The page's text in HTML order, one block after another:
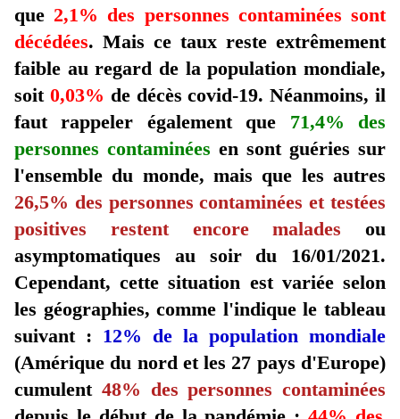
que 2,1% des personnes contaminées sont
décédées. Mais ce taux reste extrêmement
faible au regard de la population mondiale,
soit 0,03% de décès covid-19. Néanmoins, il
faut rappeler également que 71,4% des
personnes contaminées en sont guéries sur
l'ensemble du monde, mais que les autres
26,5% des personnes contaminées et testées
positives restent encore malades ou
asymptomatiques au soir du 16/01/2021.
Cependant, cette situation est variée selon
les géographies, comme l'indique le tableau
suivant : 12% de la population mondiale
(Amérique du nord et les 27 pays d'Europe)
cumulent 48% des personnes contaminées